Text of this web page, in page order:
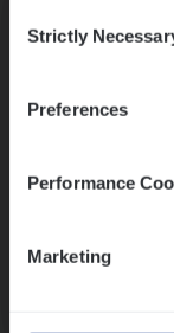
Selection
Strictly
Preferences
Performance
Marketing